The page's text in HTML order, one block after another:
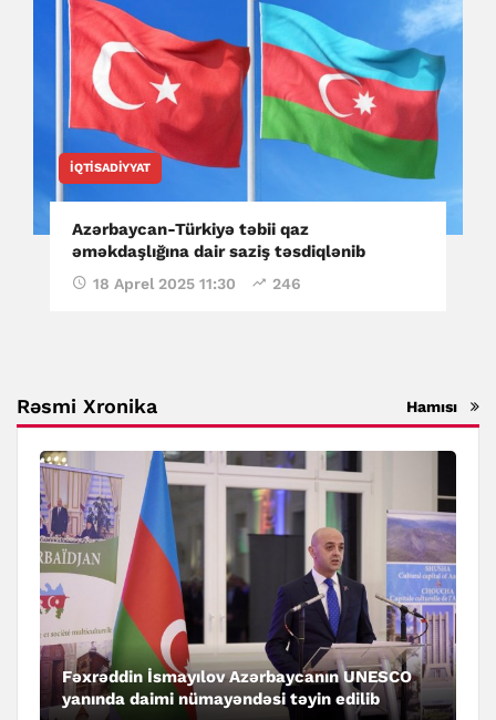
İQTISADIYYAT
Azərbaycan-Türkiyə təbii qaz
əməkdaşlığına dair saziş təsdiqlənib
18 Aprel 2025 11:30 246
Rəsmi Xronika Hamısı
Fəxrəddin İsmayılov Azərbaycanın UNESCO
yanında daimi nümayəndəsi təyin edilib